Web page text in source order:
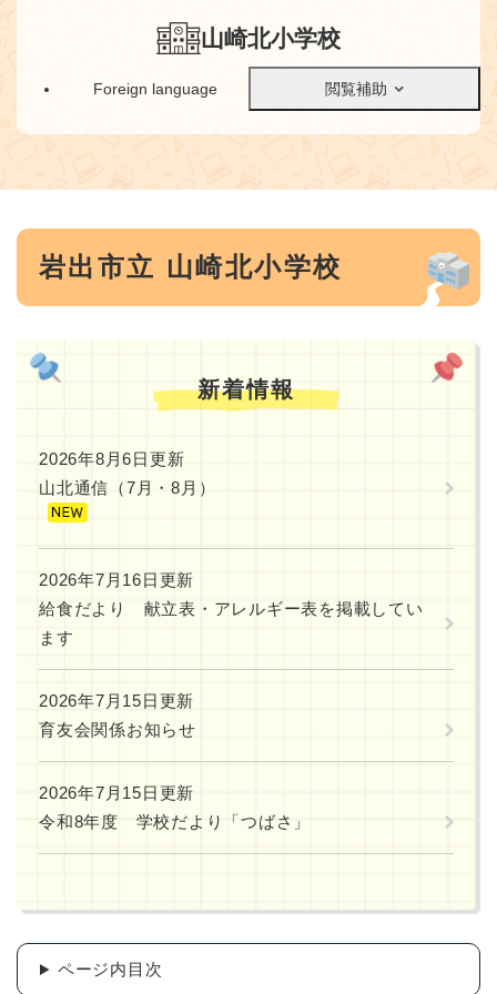
ペ
ー
の
頭
山崎北小学校
Foreign language 閲覧補助
本
岩出市立 山崎北小学校
新着情報
2026年8月6日更新
山北通信（7月・8月）
2026年7月16日更新
給食だより 献立表・アレルギー表を掲載してい
ます
2026年7月15日更新
育友会関係お知らせ
2026年7月15日更新
令和8年度 学校だより「つばさ」
ページ内目次